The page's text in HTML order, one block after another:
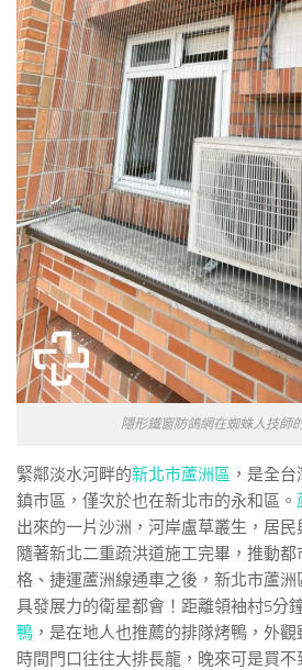
隱形鐵窗防鴿網在蜘蛛人技師
緊鄰淡水河畔的新北市蘆洲區 ，是全
鎮市區，僅次於也在新北市的永和區。
出來的一片沙洲，河岸盧草叢生，居民
隨著新北二重疏洪道施工完畢，推動
格、捷運蘆洲線通車之後，新北市蘆
具發展力的衛星都會！距離領袖村5分
鴨 ，是在地人也推薦的排隊烤鴨，外
時間門口往往大排長龍，晚來可是買